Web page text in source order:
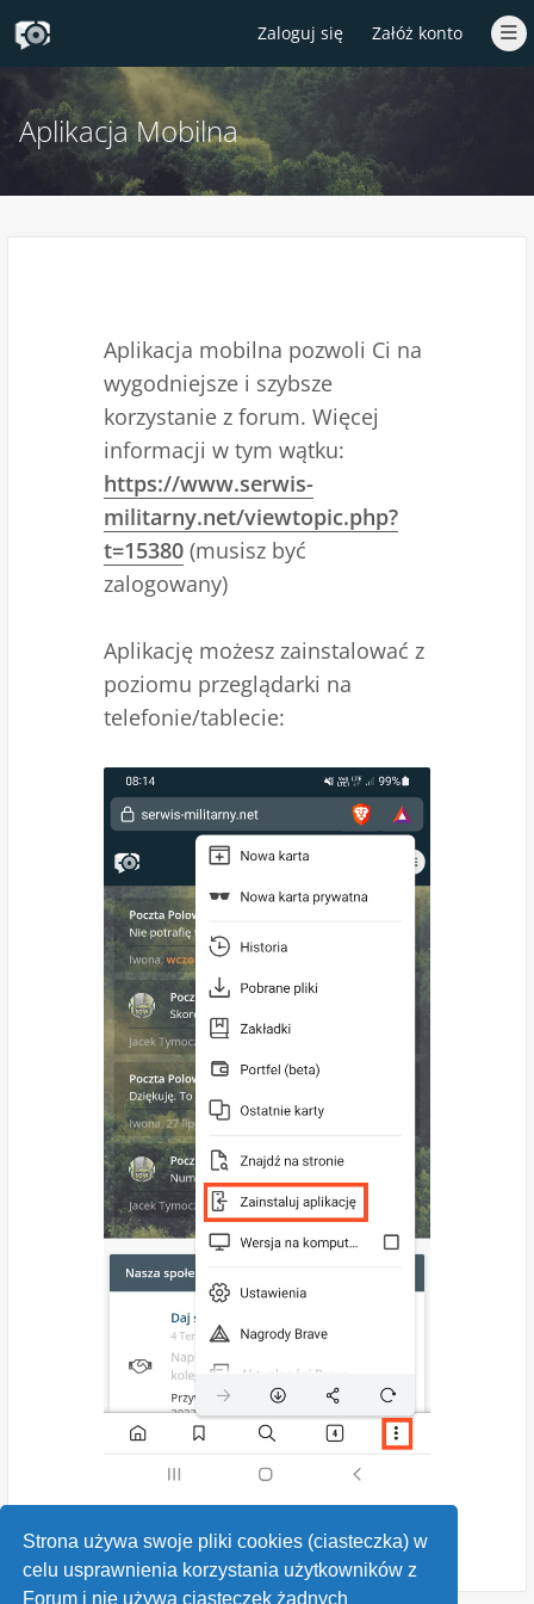
Strona używa swoje pliki cookies (ciasteczka) w
celu usprawnienia korzystania użytkowników z
Forum i nie używa ciasteczek żadnych
Zaloguj się Załóż konto
Aplikacja Mobilna
Aplikacja mobilna pozwoli Ci na
wygodniejsze i szybsze
korzystanie z forum. Więcej
informacji w tym wątku:
https://www.serwis-
militarny.net/viewtopic.php?
t=15380 (musisz być
zalogowany)
Aplikację możesz zainstalować z
poziomu przeglądarki na
telefonie/tablecie: